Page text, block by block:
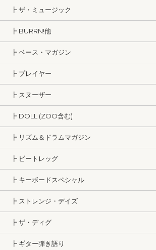
┣ ザ・ミュージック
┣ BURRN!他
┣ ベース・マガジン
┣ プレイヤー
┣ スヌーザー
┣ DOLL (ZOO含む)
┣ リズム＆ドラムマガジン
┣ ビートレッグ
┣ キーボードスペシャル
┣ ストレンジ・デイズ
┣ ザ・ディグ
┣ ギター弾き語り